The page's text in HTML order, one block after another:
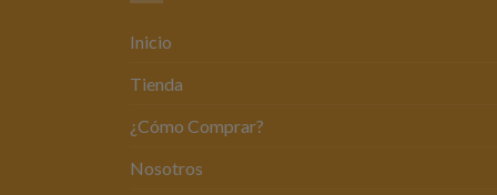
Inicio
Tienda
¿Cómo Comprar?
Nosotros